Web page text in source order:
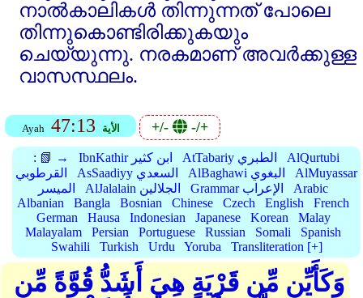
നാല്‍കാലികള്‍ തിന്നുന്നത്‌ പോലെ
തിന്നുകൊണ്ടിരിക്കുകയും
ചെയ്യുന്നു. നരകമാണ്‌ അവര്‍ക്കുള്ള
വാസസ്ഥലം.
Ayah 47:13 الأية +/- -/+
: 📗 → IbnKathir ابن كثير AtTabariy الطبري
AlQurtubi
القرطوبي
AsSaadiyy السعدي AlBaghawi البغوي
AlMuyassar
الميسر
AlJalalain الجلالين Grammar الإعراب
Arabic
Albanian
Bangla Bosnian Chinese Czech English
French
German
Hausa Indonesian Japanese Korean
Malay
Malayalam
Persian Portuguese Russian Somali
Spanish
Swahili
Turkish Urdu Yoruba Transliteration [+]
وَكَأَيِّن مِّن قَرْيَةٍ هِيَ أَشَدُّ قُوَّةً مِّن